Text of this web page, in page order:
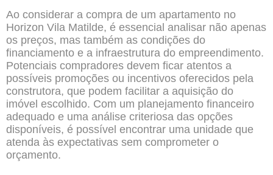
Ao considerar a compra de um apartamento no
Horizon Vila Matilde, é essencial analisar não apenas
os preços, mas também as condições do
financiamento e a infraestrutura do empreendimento.
Potenciais compradores devem ficar atentos a
possíveis promoções ou incentivos oferecidos pela
construtora, que podem facilitar a aquisição do
imóvel escolhido. Com um planejamento financeiro
adequado e uma análise criteriosa das opções
disponíveis, é possível encontrar uma unidade que
atenda às expectativas sem comprometer o
orçamento.